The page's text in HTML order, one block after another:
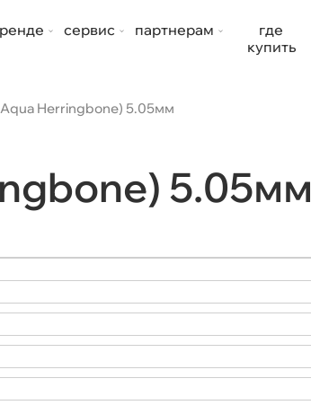
сервис партнерам
где
купить
Herringbone) 5.05мм
5.05мм